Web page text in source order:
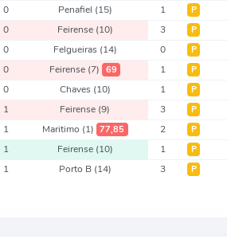
0 Penafiel (15) 1 Р
0 Feirense (10) 3 Р
0 Felgueiras (14) 0 Р
0 Feirense (7) 69 1 Р
0 Chaves (10) 1 Р
1 Feirense (9) 3 Р
1 Maritimo (1) 77,85 2 Р
1 Feirense (10) 1 Р
1 Porto B (14) 3 Р